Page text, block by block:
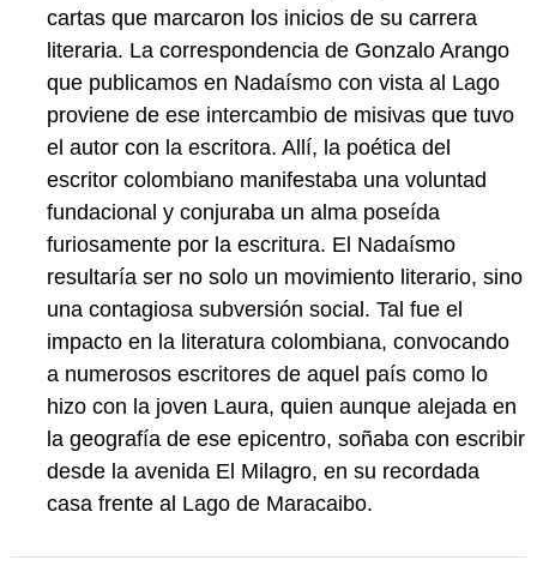
cartas que marcaron los inicios de su carrera
literaria. La correspondencia de Gonzalo Arango
que publicamos en Nadaísmo con vista al Lago
proviene de ese intercambio de misivas que tuvo
el autor con la escritora. Allí, la poética del
escritor colombiano manifestaba una voluntad
fundacional y conjuraba un alma poseída
furiosamente por la escritura. El Nadaísmo
resultaría ser no solo un movimiento literario, sino
una contagiosa subversión social. Tal fue el
impacto en la literatura colombiana, convocando
a numerosos escritores de aquel país como lo
hizo con la joven Laura, quien aunque alejada en
la geografía de ese epicentro, soñaba con escribir
desde la avenida El Milagro, en su recordada
casa frente al Lago de Maracaibo.